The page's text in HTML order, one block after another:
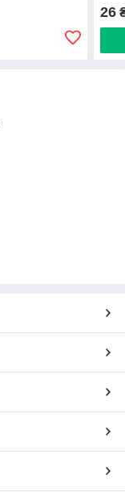
26